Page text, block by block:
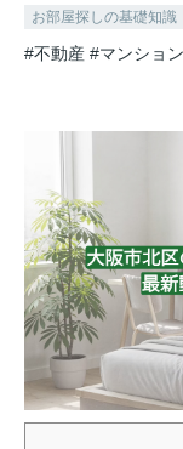
お部屋探しの基礎知識
#不動産 #マンション